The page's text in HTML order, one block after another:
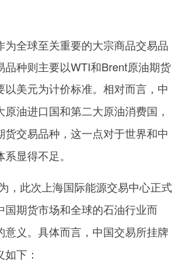
为全球至关重要的大宗商品交易品
品种则主要以WTI和Brent原油期货
美元为计价标准。 相对而言，中
油进口国和第二大原油消费国，
货交易品种，这一点对于世界和中
显得不足。
，此次上海国际能源交易中心正式
国期货市场和全球的石油行业而
义。 具体而言，中国交易所挂牌
下：